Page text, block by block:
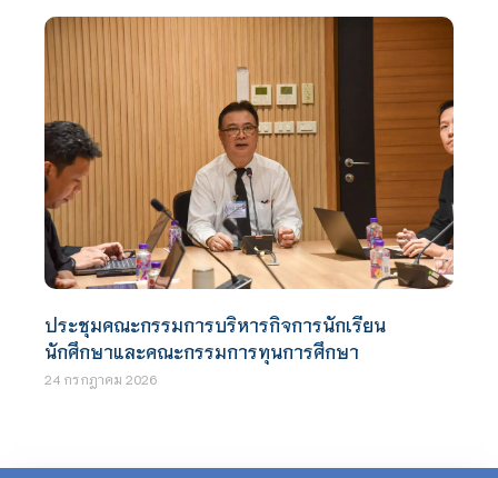
ประชุมคณะกรรมการบริหารกิจการนักเรียน
นักศึกษาและคณะกรรมการทุนการศึกษา
24 กรกฎาคม 2026